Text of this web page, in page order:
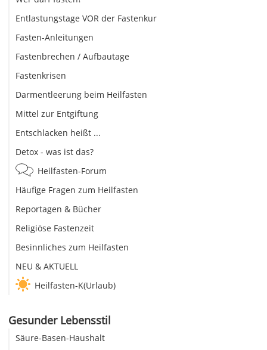
Entlastungstage VOR der Fastenkur
Fasten-Anleitungen
Fastenbrechen / Aufbautage
Fastenkrisen
Darmentleerung beim Heilfasten
Mittel zur Entgiftung
Entschlacken heißt ...
Detox - was ist das?
Heilfasten-Forum
Häufige Fragen zum Heilfasten
Reportagen & Bücher
Religiöse Fastenzeit
Besinnliches zum Heilfasten
NEU & AKTUELL
Heilfasten-K(Urlaub)
Gesunder Lebensstil
Säure-Basen-Haushalt